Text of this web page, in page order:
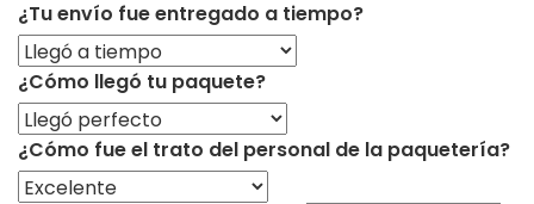
¿Tu envío fue entregado a tiempo?
¿Cómo llegó tu paquete?
¿Cómo fue el trato del personal de la paquetería?